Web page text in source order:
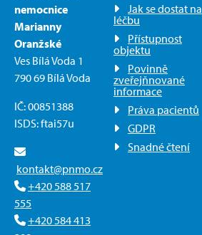
nemocnice
Marianny
Oranžské
Ves Bílá Voda 1
790 69 Bílá Voda
IČ: 00851388
ISDS: ftai57u
kontakt@pnmo.cz
+420 588 517
555
+420 584 413
Jak se dostat na
léčbu
Přístupnost
objektu
Povinně
zveřejňnované
informace
Práva pacientů
GDPR
Snadné čtení